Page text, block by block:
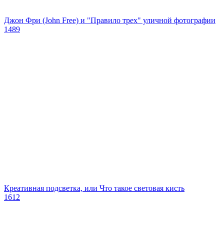
Джон Фри (John Free) и "Правило трех" уличной фотографии
1489
Креативная подсветка, или Что такое световая кисть
1612